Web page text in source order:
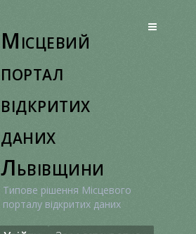
Місцевий
портал
відкритих
даних
Львівщини
Типове рішення Місцевого
порталу відкритих даних